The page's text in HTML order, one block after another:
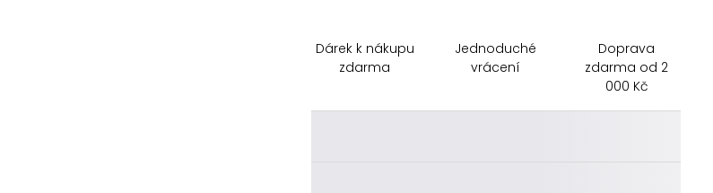
Dárek k nákupu
zdarma
Jednoduché
vrácení
Doprava
zdarma od 2
000 Kč